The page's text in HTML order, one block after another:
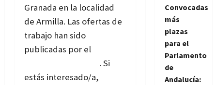
Granada en la localidad
de Armilla. Las ofertas de
trabajo han sido
publicadas por el
. Si
estás interesado/a,
Convocadas
más
plazas
para el
Parlamento
de
Andalucía: